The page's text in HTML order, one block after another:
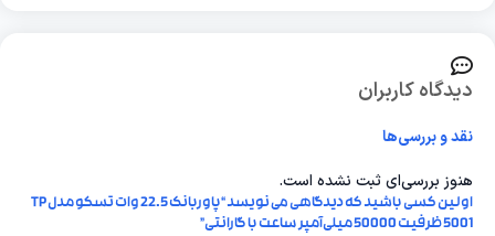
دیدگاه کاربران
نقد و بررسی‌ها
هنوز بررسی‌ای ثبت نشده است.
اولین کسی باشید که دیدگاهی می نویسد “پاوربانک 22.5 وات تسکو مدل TP
5001 ظرفیت 50000 میلی‌آمپر ساعت با گارانتی”